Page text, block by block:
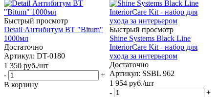
Быстрый просмотр
Detail Антибитум BT "Bitum"
1000мл
Достаточно
Артикул: DT-0180
1 350 руб./шт
-
+
В корзину
Быстрый просмотр
Shine Systems Black Line
InteriorCare Kit - набор для
ухода за интерьером
Достаточно
Артикул: SSBL 962
1 954 руб./шт
-
+